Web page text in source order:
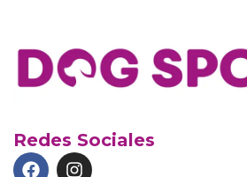
Redes Sociales